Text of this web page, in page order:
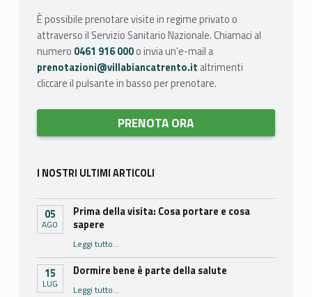
È possibile prenotare visite in regime privato o
attraverso il Servizio Sanitario Nazionale. Chiamaci al
numero 0461 916 000o invia un'e-mail a
prenotazioni@villabiancatrento.it altrimenti
cliccare il pulsante in basso per prenotare.
PRENOTA ORA
I NOSTRI ULTIMI ARTICOLI
05
AGO
Prima della visita: Cosa portare e cosa
sapere
Leggi tutto…
15
LUG
Dormire bene è parte della salute
Leggi tutto…